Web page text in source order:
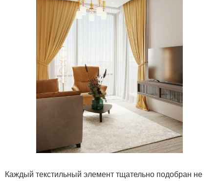
Каждый текстильный элемент тщательно подобран не